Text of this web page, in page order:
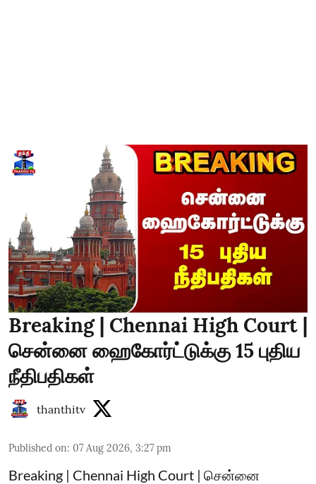
Breaking | Chennai High Court |
சென்னை ஹைகோர்ட்டுக்கு 15 புதிய
நீதிபதிகள்
thanthitv
Published on: 07 Aug 2026, 3:27 pm
Breaking | Chennai High Court | சென்னை